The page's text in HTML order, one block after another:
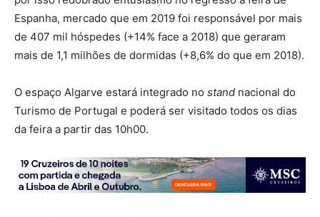
Espanha, mercado que em 2019 foi responsável por mais
de 407 mil hóspedes (+14% face a 2018) que geraram
mais de 1,1 milhões de dormidas (+8,6% do que em 2018).
O espaço Algarve estará integrado no stand nacional do
Turismo de Portugal e poderá ser visitado todos os dias
da feira a partir das 10h00.